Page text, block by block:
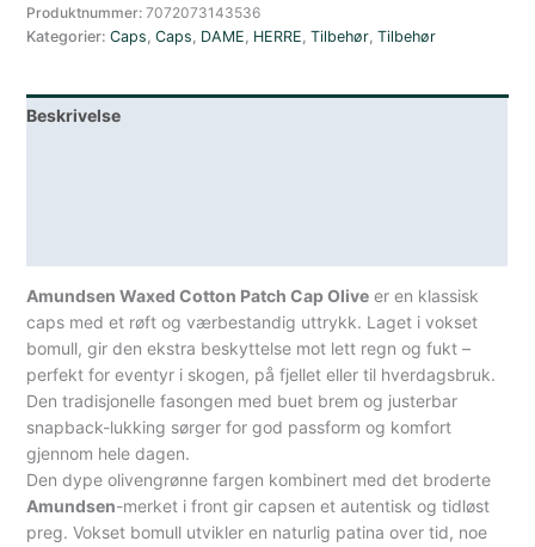
Caps
Unisex
antall
Produktnummer:7072073143536
Kategorier:Caps,Caps, DAME, HERRE,Tilbehør,Tilbehør
Beskrivelse
Amundsen Waxed Cotton Patch Cap Olive er en klassisk
caps med et røft og værbestandig uttrykk. Laget i vokset
bomull, gir den ekstra beskyttelse mot lett regn og fukt –
perfekt for eventyr i skogen, på fjellet eller til hverdagsbruk.
Den tradisjonelle fasongen med buet brem og justerbar
snapback-lukking sørger for god passform og komfort
gjennom hele dagen.
Den dype olivengrønne fargen kombinert med det broderte
Amundsen-merket i front gir capsen et autentisk og tidløst
preg. Vokset bomull utvikler en naturlig patina over tid, noe